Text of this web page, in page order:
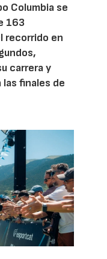
Columbia se
163
recorrido en
carrera y
las finales de